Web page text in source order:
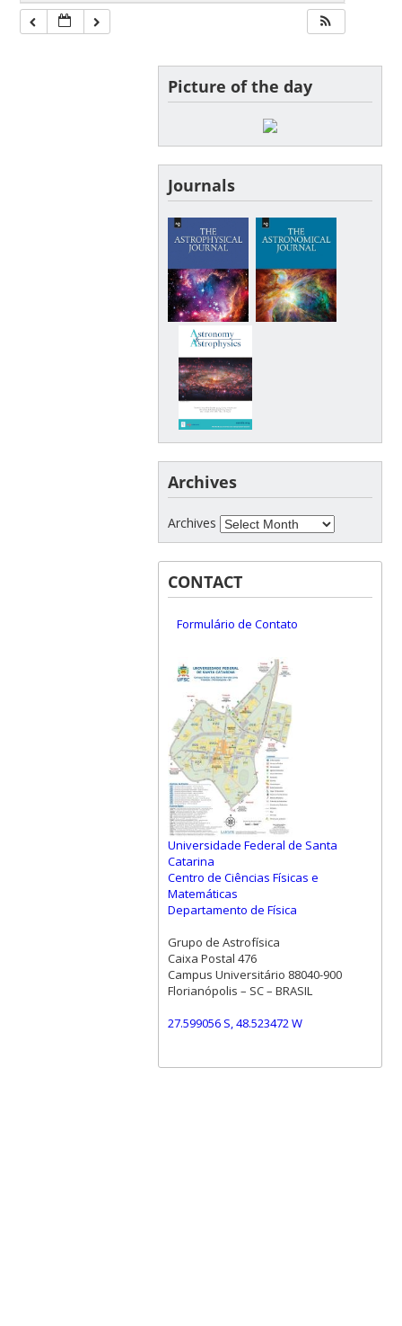
Picture of the day
Journals
Archives
Archives
CONTACT
Formulário de Contato
Universidade Federal de Santa
Catarina
Centro de Ciências Físicas e
Matemáticas
Departamento de Física
Grupo de Astrofísica
Caixa Postal 476
Campus Universitário 88040-900
Florianópolis – SC – BRASIL
27.599056 S, 48.523472 W